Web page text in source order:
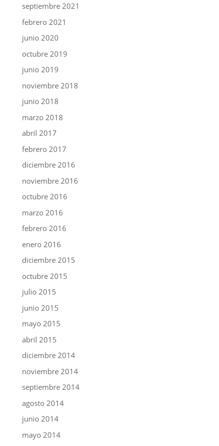
septiembre 2021
febrero 2021
junio 2020
octubre 2019
junio 2019
noviembre 2018
junio 2018
marzo 2018
abril 2017
febrero 2017
diciembre 2016
noviembre 2016
octubre 2016
marzo 2016
febrero 2016
enero 2016
diciembre 2015
octubre 2015
julio 2015
junio 2015
mayo 2015
abril 2015
diciembre 2014
noviembre 2014
septiembre 2014
agosto 2014
junio 2014
mayo 2014